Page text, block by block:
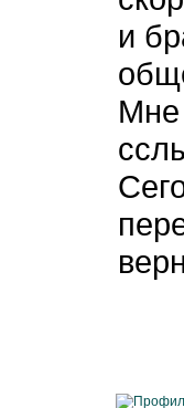
и
Мне